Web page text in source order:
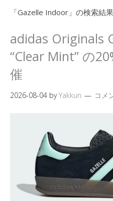
「Gazelle Indoor 」の検索結果
adidas Originals
“Clear Mint” の
催
2026-08-04 byYakkun コメ